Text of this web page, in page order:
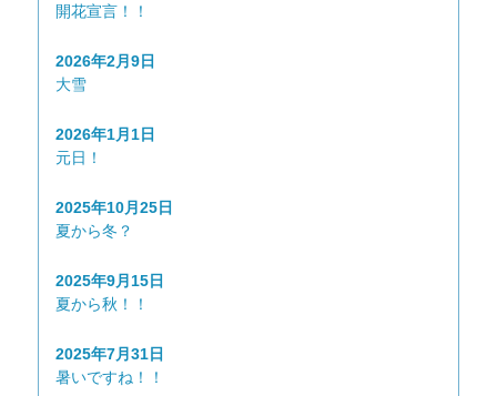
開花宣言！！
2026年2月9日
大雪
2026年1月1日
元日！
2025年10月25日
夏から冬？
2025年9月15日
夏から秋！！
2025年7月31日
暑いですね！！